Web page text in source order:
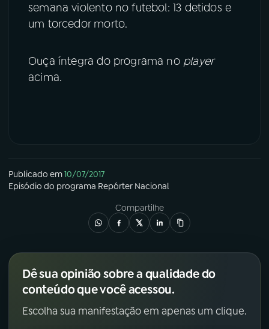
semana violento no futebol: 13 detidos e
um torcedor morto.
Ouça íntegra do programa noplayer
acima.
Publicado em10/07/2017
Episódio do programa Repórter Nacional
Compartilhe
Dê sua opinião sobre a qualidade do
conteúdo que você acessou.
Escolha sua manifestação em apenas um clique.